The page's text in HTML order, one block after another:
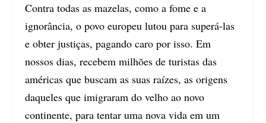
Contra todas as mazelas, como a fome e a
ignorância, o povo europeu lutou para superá-las
e obter justiças, pagando caro por isso. Em
nossos dias, recebem milhões de turistas das
américas que buscam as suas raízes, as origens
daqueles que imigraram do velho ao novo
continente, para tentar uma nova vida em um